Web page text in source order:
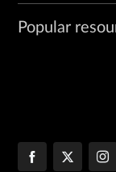
Popular